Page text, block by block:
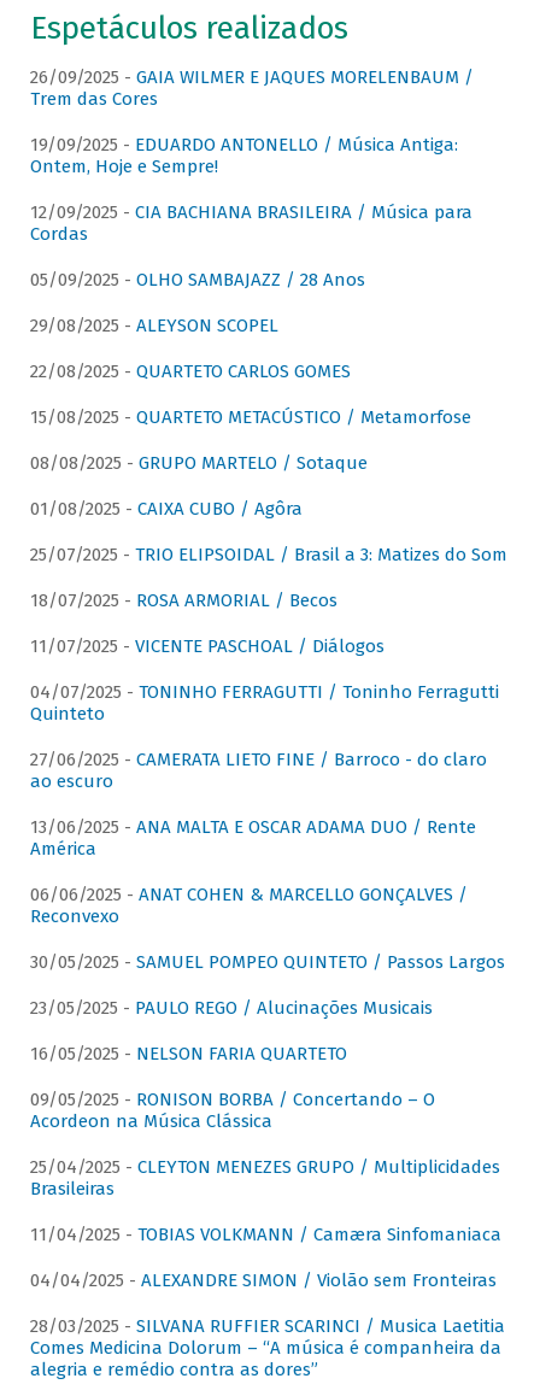
Espetáculos realizados
26/09/2025 - GAIA WILMER E JAQUES MORELENBAUM /
Trem das Cores
19/09/2025 - EDUARDO ANTONELLO / Música Antiga:
Ontem, Hoje e Sempre!
12/09/2025 - CIA BACHIANA BRASILEIRA / Música para
Cordas
05/09/2025 - OLHO SAMBAJAZZ / 28 Anos
29/08/2025 - ALEYSON SCOPEL
22/08/2025 - QUARTETO CARLOS GOMES
15/08/2025 - QUARTETO METACÚSTICO / Metamorfose
08/08/2025 - GRUPO MARTELO / Sotaque
01/08/2025 - CAIXA CUBO / Agôra
25/07/2025 - TRIO ELIPSOIDAL / Brasil a 3: Matizes do Som
18/07/2025 - ROSA ARMORIAL / Becos
11/07/2025 - VICENTE PASCHOAL / Diálogos
04/07/2025 - TONINHO FERRAGUTTI / Toninho Ferragutti
Quinteto
27/06/2025 - CAMERATA LIETO FINE / Barroco - do claro
ao escuro
13/06/2025 - ANA MALTA E OSCAR ADAMA DUO / Rente
América
06/06/2025 - ANAT COHEN & MARCELLO GONÇALVES /
Reconvexo
30/05/2025 - SAMUEL POMPEO QUINTETO / Passos Largos
23/05/2025 - PAULO REGO / Alucinações Musicais
16/05/2025 - NELSON FARIA QUARTETO
09/05/2025 - RONISON BORBA / Concertando – O
Acordeon na Música Clássica
25/04/2025 - CLEYTON MENEZES GRUPO / Multiplicidades
Brasileiras
11/04/2025 - TOBIAS VOLKMANN / Camæra Sinfomaniaca
04/04/2025 - ALEXANDRE SIMON / Violão sem Fronteiras
28/03/2025 - SILVANA RUFFIER SCARINCI / Musica Laetitia
Comes Medicina Dolorum – “A música é companheira da
alegria e remédio contra as dores”